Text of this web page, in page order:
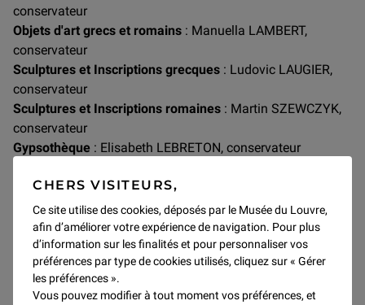
CHERS VISITEURS,
Ce site utilise des cookies, déposés par le Musée du Louvre,
afin d’améliorer votre expérience de navigation. Pour plus
d’information sur les finalités et pour personnaliser vos
préférences par type de cookies utilisés, cliquez sur « Gérer
les préférences ».
Vous pouvez modifier à tout moment vos préférences, et
conservateur
Objets d'art grecs et romains : Manuella LAMBERT,
conservateur
Sculptures et Inscriptions grecques : Ludovic LAUGIER,
conservateur
Sculptures et Inscriptions romaines : Martin SZEWCZYK,
conservateur
Gypsothèque : Elisabeth LEBRETON, conservateur
SERVICE DU PILOTAGE
ADMINISTRATIF
Chef de service :David BLANCHET
Assistante de direction :